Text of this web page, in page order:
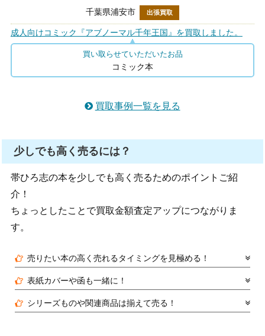
千葉県浦安市 出張買取
成人向けコミック『アブノーマル千年王国』を買取しました。
買い取らせていただいたお品
コミック本
買取事例一覧を見る
少しでも高く売るには？
帯ひろ志の本を少しでも高く売るためのポイントご紹
介！
ちょっとしたことで買取金額査定アップにつながりま
す。
売りたい本の高く売れるタイミングを見極める！
表紙カバーや函も一緒に！
シリーズものや関連商品は揃えて売る！